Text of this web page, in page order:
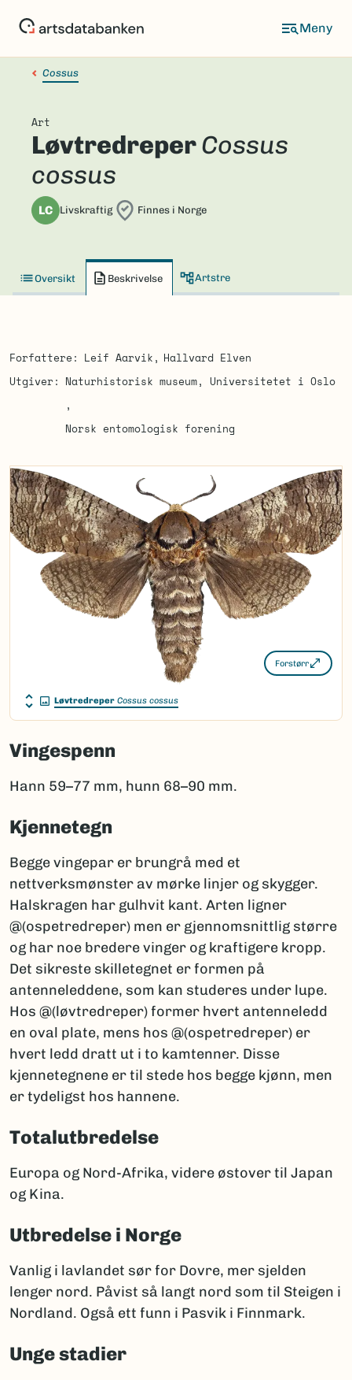
Cossus
Art
LøvtredreperCossus
cossus
LC Livskraftig Finnes i Norge
Oversikt Beskrivelse Artstre
Forfattere Leif Aarvik
Hallvard Elven
Utgiver
Naturhistorisk museum, Universitetet i Oslo
Norsk entomologisk forening
Forstørr
Løvtredreper Cossus cossus
Vingespenn
Hann 59–77 mm, hunn 68–90 mm.
Kjennetegn
Begge vingepar er brungrå med et
nettverksmønster av mørke linjer og skygger.
Halskragen har gulhvit kant. Arten ligner
@(ospetredreper) men er gjennomsnittlig større
og har noe bredere vinger og kraftigere kropp.
Det sikreste skilletegnet er formen på
antenneleddene, som kan studeres under lupe.
Hos @(løvtredreper) former hvert antenneledd
en oval plate, mens hos @(ospetredreper) er
hvert ledd dratt ut i to kamtenner. Disse
kjennetegnene er til stede hos begge kjønn, men
er tydeligst hos hannene.
Totalutbredelse
Europa og Nord-Afrika, videre østover til Japan
og Kina.
Utbredelse i Norge
Vanlig i lavlandet sør for Dovre, mer sjelden
lenger nord. Påvist så langt nord som til Steigen i
Nordland. Også ett funn i Pasvik i Finnmark.
Unge stadier